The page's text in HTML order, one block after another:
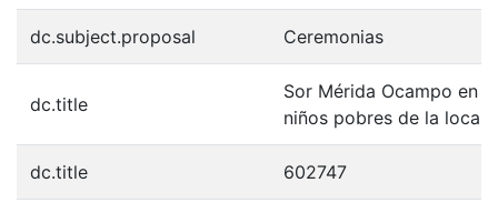
dc.subject.proposal Ceremonias
dc.title
Sor Mérida Ocampo en
niños pobres de la
dc.title 602747